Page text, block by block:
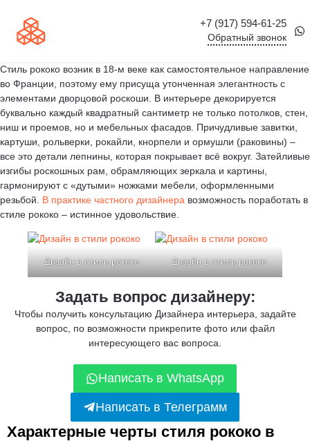
+7 (917) 594-61-25
Обратный звонок
Стиль рококо возник в 18-м веке как самостоятельное направление
во Франции, поэтому ему присуща утонченная элегантность с
элементами дворцовой роскоши. В интерьере декорируется
буквально каждый квадратный сантиметр не только потолков, стен,
ниш и проемов, но и мебельных фасадов. Причудливые завитки,
картуши, рольверки, рокайли, кнорпели и ормушли (раковины) –
все это детали лепнины, которая покрывает всё вокруг. Затейливые
изгибы роскошных рам, обрамляющих зеркала и картины,
гармонируют с «дутыми» ножками мебели, оформленными
резьбой. В практике частного дизайнера возможность поработать в
стиле рококо – истинное удовольствие.
Дизайн в стили рококо Дизайн в стили рококо
Задать вопрос дизайнеру:
Чтобы получить консультацию Дизайнера интерьера, задайте
вопрос, по возможности прикрепите фото или файл
интересующего вас вопроса.
Написать в WhatsApp
Написать в Телеграмм
Характерные черты стиля рококо в